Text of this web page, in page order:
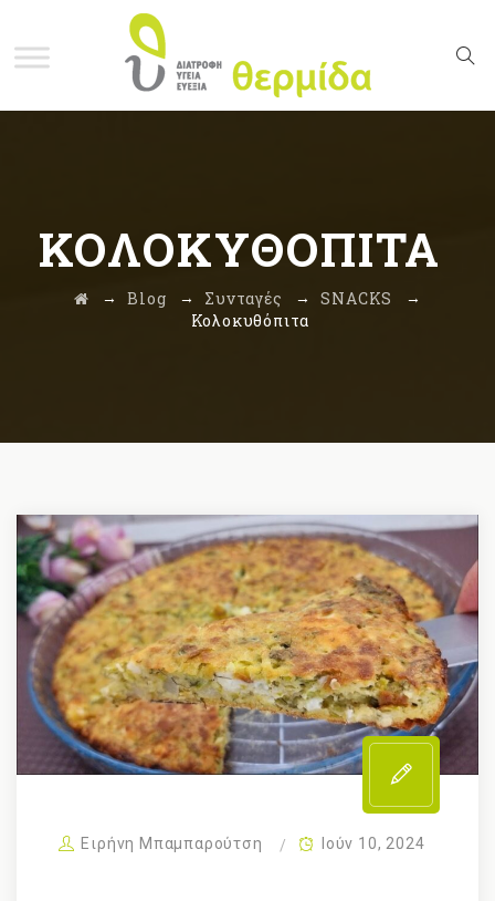
ΚΟΛΟΚΥΘΌΠΙΤΑ
→ Blog → Συνταγές → SNACKS
→
Κολοκυθόπιτα
Ειρήνη Μπαμπαρούτση Ιούν 10, 2024